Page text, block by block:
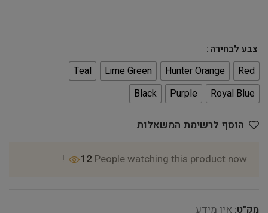
צבע לבחירה
Red
Hunter Orange
Lime Green
Teal
Royal Blue
Purple
Black
הוסף לרשימת המשאלות
12 People watching this product now!
מק"ט: אין מידע